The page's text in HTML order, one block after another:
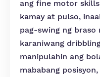
ang fine motor
kamay at pulso,
pag-swing ng braso
karaniwang
manipulahin ang
mababang